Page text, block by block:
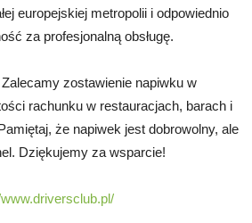
europejskiej metropolii i odpowiednio
za profesjonalną obsługę.
zostawienie napiwku w
rachunku w restauracjach, barach i
że napiwek jest dobrowolny, ale
Dziękujemy za wsparcie!